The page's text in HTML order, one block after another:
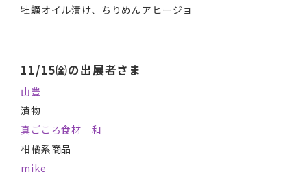
牡蠣オイル漬け、ちりめんアヒージョ
11/15㈮の出展者さま
山豊
漬物
真ごころ食材 和
柑橘系商品
mike